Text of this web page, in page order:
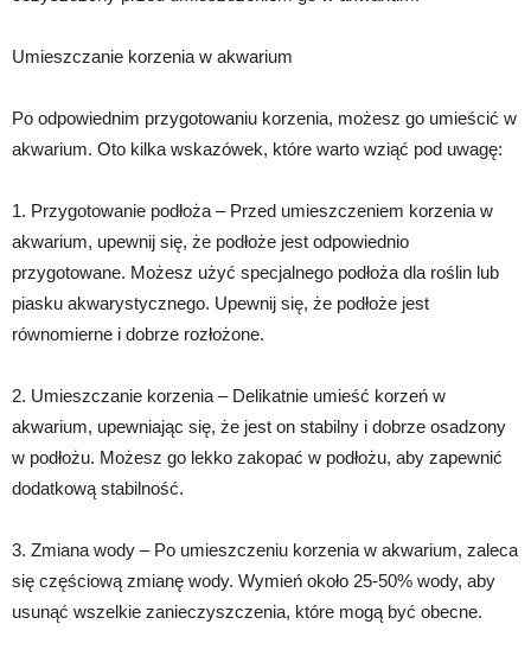
Umieszczanie korzenia w akwarium
Po odpowiednim przygotowaniu korzenia, możesz go umieścić w
akwarium. Oto kilka wskazówek, które warto wziąć pod uwagę:
1. Przygotowanie podłoża – Przed umieszczeniem korzenia w
akwarium, upewnij się, że podłoże jest odpowiednio
przygotowane. Możesz użyć specjalnego podłoża dla roślin lub
piasku akwarystycznego. Upewnij się, że podłoże jest
równomierne i dobrze rozłożone.
2. Umieszczanie korzenia – Delikatnie umieść korzeń w
akwarium, upewniając się, że jest on stabilny i dobrze osadzony
w podłożu. Możesz go lekko zakopać w podłożu, aby zapewnić
dodatkową stabilność.
3. Zmiana wody – Po umieszczeniu korzenia w akwarium, zaleca
się częściową zmianę wody. Wymień około 25-50% wody, aby
usunąć wszelkie zanieczyszczenia, które mogą być obecne.